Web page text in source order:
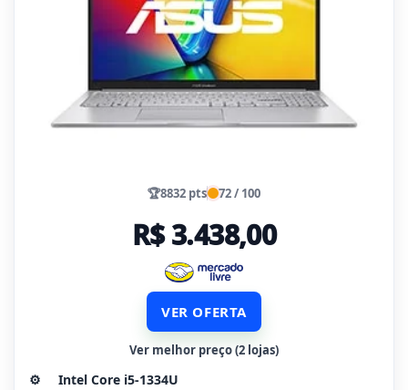
🏆8832 pts 72 / 100
R$ 3.438,00
VER OFERTA
Ver melhor preço (2 lojas)
⚙️
Intel Core i5-1334U